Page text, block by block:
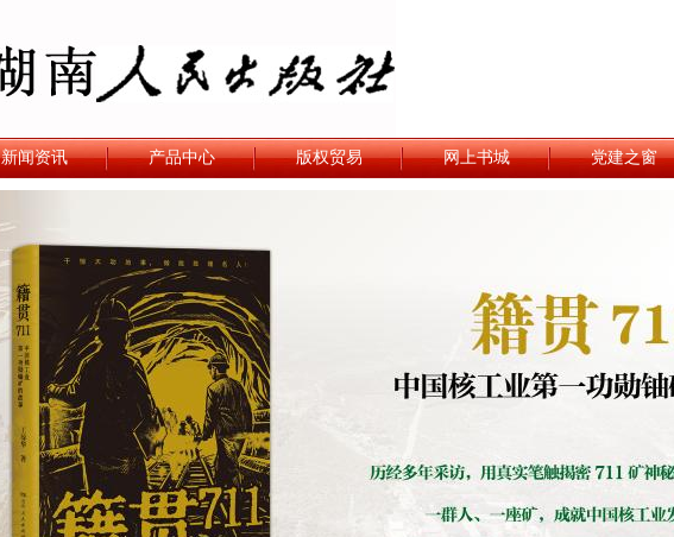
新闻资讯 产品中心 版权贸易 网上书城 党建之窗